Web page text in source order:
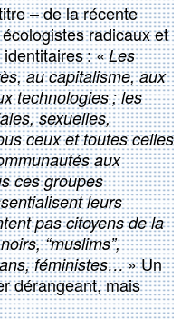
– de la récente
radicaux et
: «Les
au capitalisme, aux
technologies ; les
sexuelles,
ceux et toutes celles
aux
ces groupes
leurs
pas citoyens de la
“muslims”,
féministes…» Un
dérangeant, mais